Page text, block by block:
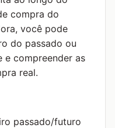
compra do
você pode
do passado ou
e compreender as
real.
passado/futuro